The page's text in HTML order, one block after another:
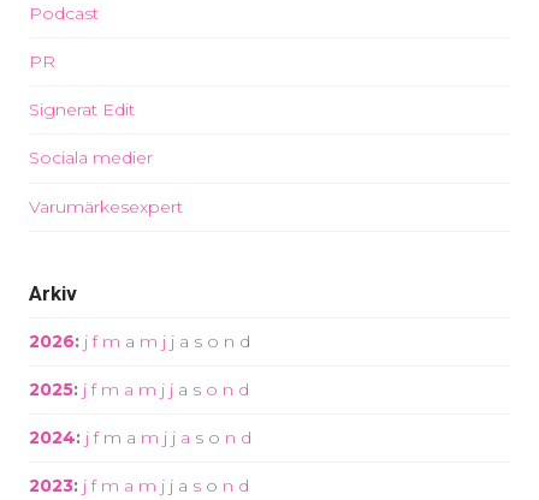
Podcast
PR
Signerat Edit
Sociala medier
Varumärkesexpert
Arkiv
2026: j f m a m j j a s o n d
2025: j f m a m j j a s o n d
2024: j f m a m j j a s o n d
2023: j f m a m j j a s o n d